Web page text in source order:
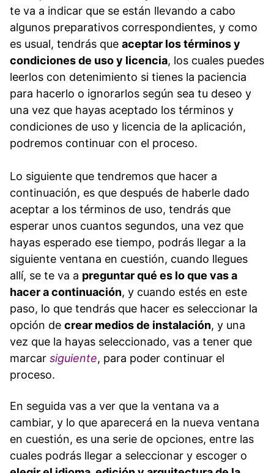
te va a indicar que se están llevando a cabo
algunos preparativos correspondientes, y como
es usual, tendrás que aceptar los términos y
condiciones de uso y licencia, los cuales puedes
leerlos con detenimiento si tienes la paciencia
para hacerlo o ignorarlos según sea tu deseo y
una vez que hayas aceptado los términos y
condiciones de uso y licencia de la aplicación,
podremos continuar con el proceso.
Lo siguiente que tendremos que hacer a
continuación, es que después de haberle dado
aceptar a los términos de uso, tendrás que
esperar unos cuantos segundos, una vez que
hayas esperado ese tiempo, podrás llegar a la
siguiente ventana en cuestión, cuando llegues
allí, se te va a preguntar qué es lo que vas a
hacer a continuación, y cuando estés en este
paso, lo que tendrás que hacer es seleccionar la
opción de crear medios de instalación, y una
vez que la hayas seleccionado, vas a tener que
marcar siguiente, para poder continuar el
proceso.
En seguida vas a ver que la ventana va a
cambiar, y lo que aparecerá en la nueva ventana
en cuestión, es una serie de opciones, entre las
cuales podrás llegar a seleccionar y escoger o